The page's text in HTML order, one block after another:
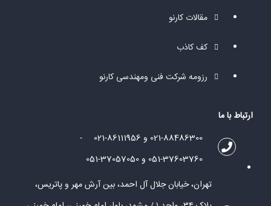
مقالات کارنو
کف کاذب
رزومه شرکت فنی ومهندسی کارنو
ارتباط با ما
021-88486300 و 86111956-021
-
051-37603760 و 37057050-051
تهران، خیابان جلال آل احمد، بین آرش مهر و پاتریس،